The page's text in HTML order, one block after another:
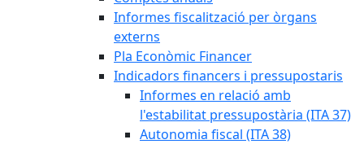
Informes fiscalització per òrgans
externs
Pla Econòmic Financer
Indicadors financers i pressupostaris
Informes en relació amb
l'estabilitat pressupostària (ITA 37)
Autonomia fiscal (ITA 38)